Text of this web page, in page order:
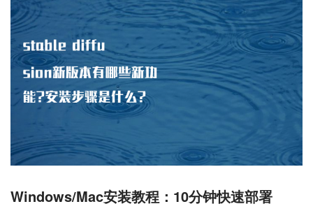
Windows/Mac安装教程：10分钟快速部署